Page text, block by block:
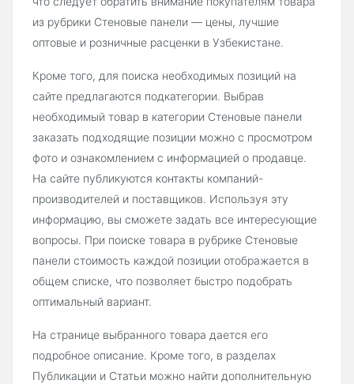
из рубрики Стеновые панели — цены, лучшие
оптовые и розничные расценки в Узбекистане.
Кроме того, для поиска необходимых позиций на
сайте предлагаются подкатегории. Выбрав
необходимый товар в категории Стеновые панели
заказать подходящие позиции можно с просмотром
фото и ознакомлением с информацией о продавце.
На сайте публикуются контакты компаний-
производителей и поставщиков. Используя эту
информацию, вы сможете задать все интересующие
вопросы. При поиске товара в рубрике Стеновые
панели стоимость каждой позиции отображается в
общем списке, что позволяет быстро подобрать
оптимальный вариант.
На странице выбранного товара дается его
подробное описание. Кроме того, в разделах
Публикации и Статьи можно найти дополнительную